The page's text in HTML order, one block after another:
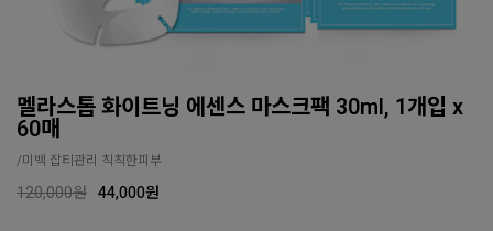
멜라스톱 화이트닝 에센스 마스크팩 30ml, 1개입 x
60매
/미백 잡티관리 칙칙한피부
120,000원 44,000원